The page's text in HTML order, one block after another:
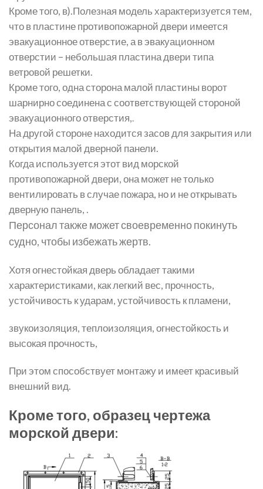
Кроме того, в).Полезная модель характеризуется тем,
что в пластине противопожарной двери имеется
эвакуационное отверстие, а в эвакуационном
отверстии – небольшая пластина двери типа
ветровой решетки.
Кроме того, одна сторона малой пластины ворот
шарнирно соединена с соответствующей стороной
эвакуационного отверстия,.
На другой стороне находится засов для закрытия или
открытия малой дверной панели.
Когда используется этот вид морской
противопожарной двери, она может не только
вентилировать в случае пожара, но и не открывать
дверную панель, .
Персонал также может своевременно покинуть
судно, чтобы избежать жертв.
Хотя огнестойкая дверь обладает такими
характеристиками, как легкий вес, прочность,
устойчивость к ударам, устойчивость к пламени,
звукоизоляция, теплоизоляция, огнестойкость и
высокая прочность,
При этом способствует монтажу и имеет красивый
внешний вид.
Кроме того, образец чертежа
морской двери: